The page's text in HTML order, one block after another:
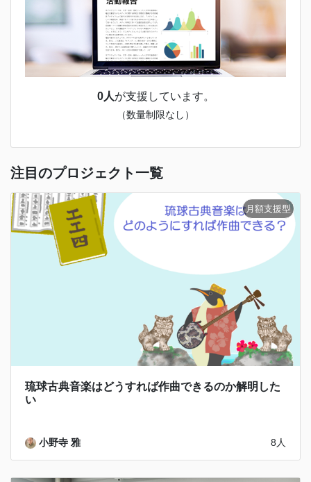
0人が支援しています。
（数量制限なし）
注目のプロジェクト一覧
琉球古典音楽はどうすれば作曲できるのか解明した
い
小野寺 雅 8人